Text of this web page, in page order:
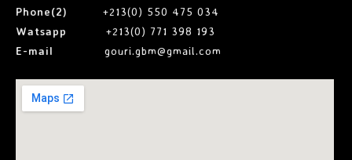
Phone(2)
+213(0) 550 475 034
Watsapp
+213(0) 771 398 193
E-mail
gouri.gbm@gmail.com